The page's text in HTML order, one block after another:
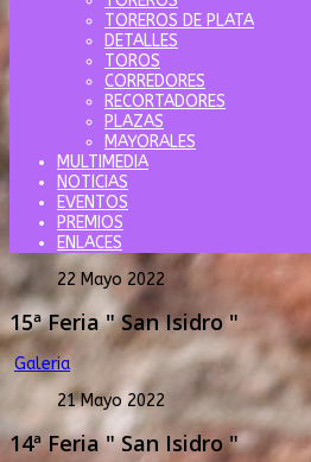
TOREROS DE PLATA
DETALLES
TOROS
CORREDORES
RECORTADORES
PLAZAS
MAYORALES
MULTIMEDIA
NOTICIAS
EVENTOS
PREMIOS
ENLACES
22 Mayo 2022
15ª Feria " San Isidro "
Galeria
21 Mayo 2022
14ª Feria " San Isidro "